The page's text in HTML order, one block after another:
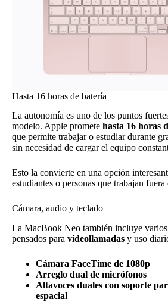
Hasta 16 horas de batería
La autonomía es uno de los puntos
modelo. Apple promete hasta 16 horas
que permite trabajar o estudiar durante
sin necesidad de cargar el equipo
Esto la convierte en una opción
estudiantes o personas que trabajan fuera
Cámara, audio y teclado
La MacBook Neo también incluye varios
pensados para videollamadas y uso
Cámara FaceTime de 1080p
Arreglo dual de micrófonos
Altavoces duales con soporte
espacial